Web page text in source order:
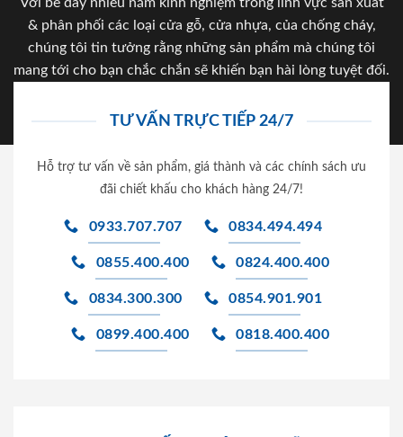
Với bề dày nhiều năm kinh nghiệm trong lĩnh vực sản xuất
& phân phối các loại cửa gỗ, cửa nhựa, của chống cháy,
chúng tôi tin tưởng rằng những sản phẩm mà chúng tôi
mang tới cho bạn chắc chắn sẽ khiến bạn hài lòng tuyệt đối.
TƯ VẤN TRỰC TIẾP 24/7
Hỗ trợ tư vấn về sản phẩm, giá thành và các chính sách ưu
đãi chiết khấu cho khách hàng 24/7!
0933.707.707 0834.494.494
0855.400.400 0824.400.400
0834.300.300 0854.901.901
0899.400.400 0818.400.400